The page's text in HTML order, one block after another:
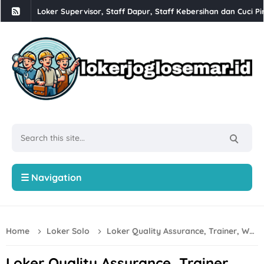
Loker Supervisor, Staff Dapur, Staff Kebersihan dan Cuci
Loker Solo 3 Posisi di PT Pracima Boga Sana
Loker Bulan Agustus 2026 di PT Prima Parquet Indonesia
Lowongan Kerja XLC Promotor di XLSmart Semarang
Loker PT Generasi Motor Sukses Solo Posisi Security, Driver
Loker PROJMX Apparel Solo Baru untuk Lulusan D3/S1
Loker Sales Counter, Helper Toko di Toko Super Grosir
Loker Crew Dapur, Kepala Outlet di Djuragan Group
☰ Navigation
Home Loker Solo Loker Quality Assurance, Trainer, Workfork Management, dll di PT Sinar Hawila Indah Surakarta